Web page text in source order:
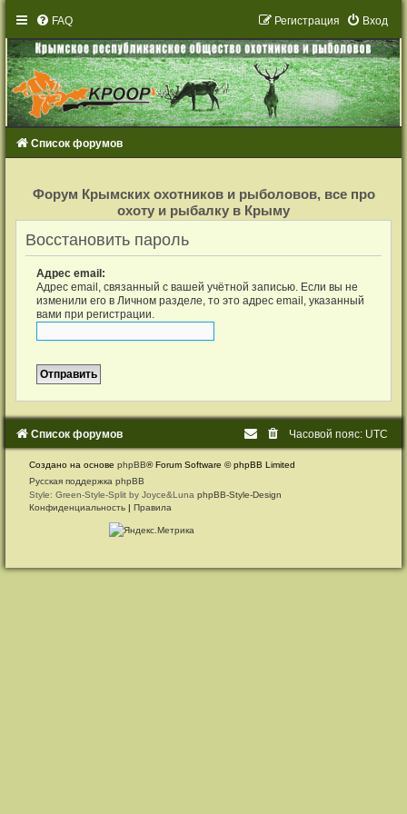
FAQ Вход
Регистрация
Список форумов
с
т
р
а
Форум Крымских охотников и рыболовов, все про
охоту и рыбалку в Крыму
Восстановить пароль
Адрес email:
Адрес email, связанный с вашей учётной записью. Если вы не
изменили его в Личном разделе, то это адрес email, указанный
вами при регистрации.
Список форумов Часовой пояс: UTC
Создано на основеphpBB® Forum Software © phpBB Limited
Русская поддержка phpBB
Style: Green-Style-Split by Joyce&LunaphpBB-Style-Design
Конфиденциальность
Правила